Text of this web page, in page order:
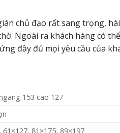
chủ đạo rất sang trọng,
Ngoài ra khách hàng có
đầy đủ mọi yêu cầu của
153 cao 127
61×127, 81×175, 89×197